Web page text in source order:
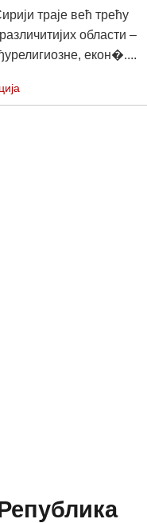
траје већ трећу
области –
екон�....